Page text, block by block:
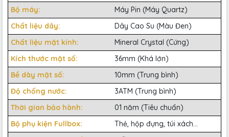
Bộ máy:
Máy Pin (Máy Quartz)
Chất liệu dây:
Dây Cao Su (Màu Đen)
Chất liệu mặt kính:
Mineral Crystal (Cứng)
Kích thước mặt số:
36mm (Khá lớn)
Bề dày mặt số:
10mm (Trung bình)
Độ chống nước:
3ATM (Trung bình)
Thời gian bảo hành:
01 năm (Tiêu chuẩn)
Bộ phụ kiện Fullbox:
Thẻ, hộp đựng, túi xách...